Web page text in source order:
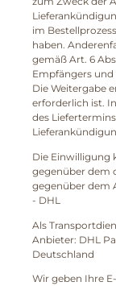
im
haben.
gemäß Art. 6
Empfängers und
Die Weitergabe
erforderlich ist.
des
Die Einwilligung
gegenüber dem
gegenüber dem
- DHL
Als
Anbieter: DHL
Deutschland
Wir geben Ihre